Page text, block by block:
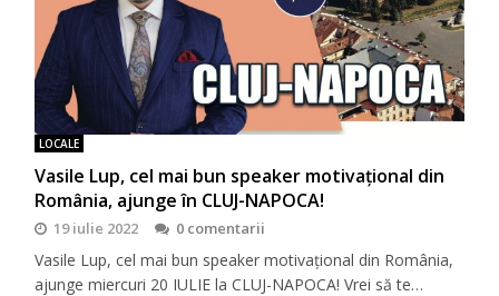
LOCALE
Vasile Lup, cel mai bun speaker motivaţional din
România, ajunge în CLUJ-NAPOCA!
19 iulie 2022 0 comentarii
Vasile Lup, cel mai bun speaker motivaţional din România,
ajunge miercuri 20 IULIE la CLUJ-NAPOCA! Vrei să te…